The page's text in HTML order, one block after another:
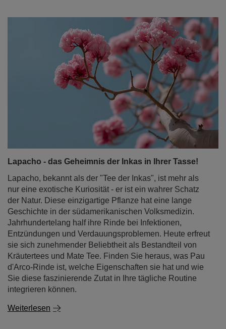
Lapacho - das Geheimnis der Inkas in Ihrer Tasse!
Lapacho, bekannt als der "Tee der Inkas", ist mehr als
nur eine exotische Kuriosität - er ist ein wahrer Schatz
Geschichte in der südamerikanischen Volksmedizin.
Jahrhundertelang half ihre Rinde bei Infektionen,
Entzündungen und Verdauungsproblemen. Heute erfreut
sie sich zunehmender Beliebtheit als Bestandteil von
Kräutertees und Mate Tee. Finden Sie heraus, was Pau
d'Arco-Rinde ist, welche Eigenschaften sie hat und wie
Sie diese faszinierende Zutat in Ihre tägliche Routine
integrieren können.
Weiterlesen